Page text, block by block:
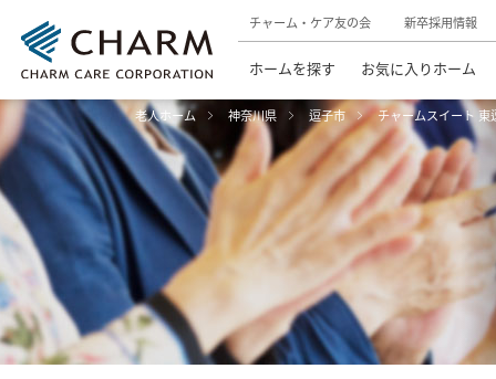
チャーム・ケア友の会 新卒採用情報
ホームを探す お気に入りホーム
老人ホーム 神奈川県 逗子市 チャームスイート 東